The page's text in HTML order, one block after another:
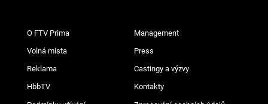
O FTV Prima Management
Volná místa Press
Reklama Castingy a výzvy
HbbTV Kontakty